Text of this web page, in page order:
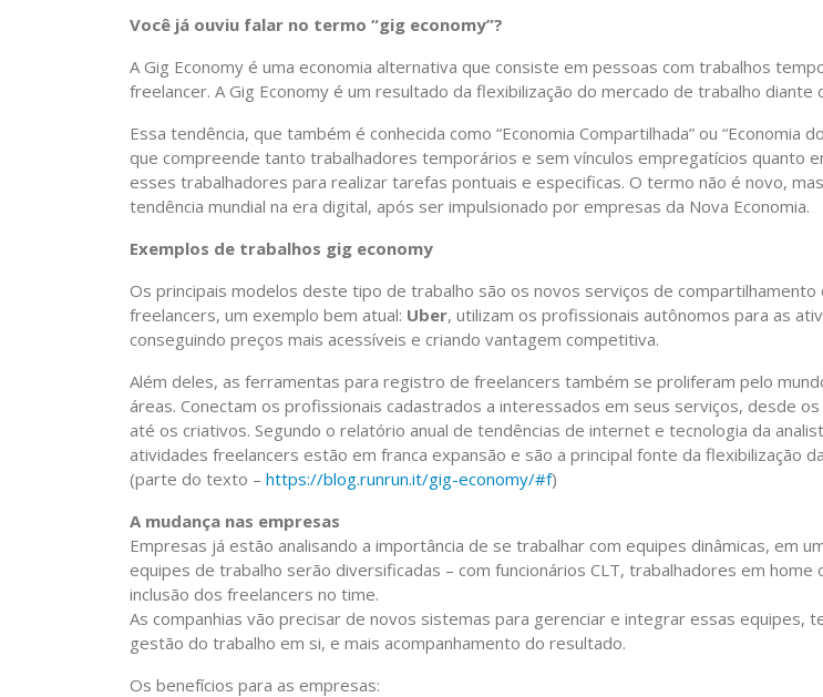
Você já ouviu falar no termo “gig economy”?
A Gig Economy é uma economia alternativa que consiste em pessoas com trabalhos
freelancer. A Gig Economy é um resultado da flexibilização do mercado de trabalho diante
Essa tendência, que também é conhecida como “Economia Compartilhada” ou “Economia
que compreende tanto trabalhadores temporários e sem vínculos empregatícios quanto
esses trabalhadores para realizar tarefas pontuais e especificas. O termo não é novo,
tendência mundial na era digital, após ser impulsionado por empresas da Nova Economia.
Exemplos de trabalhos gig economy
Os principais modelos deste tipo de trabalho são os novos serviços de compartilhamento
freelancers, um exemplo bem atual: Uber, utilizam os profissionais autônomos para as
conseguindo preços mais acessíveis e criando vantagem competitiva.
Além deles, as ferramentas para registro de freelancers também se proliferam pelo
áreas. Conectam os profissionais cadastrados a interessados em seus serviços, desde
até os criativos. Segundo o relatório anual de tendências de internet e tecnologia da
atividades freelancers estão em franca expansão e são a principal fonte da flexibilização
(parte do texto – https://blog.runrun.it/gig-economy/#f)
A mudança nas empresas
Empresas já estão analisando a importância de se trabalhar com equipes dinâmicas, em
equipes de trabalho serão diversificadas – com funcionários CLT, trabalhadores em home
inclusão dos freelancers no time.
As companhias vão precisar de novos sistemas para gerenciar e integrar essas equipes,
gestão do trabalho em si, e mais acompanhamento do resultado.
Os benefícios para as empresas: